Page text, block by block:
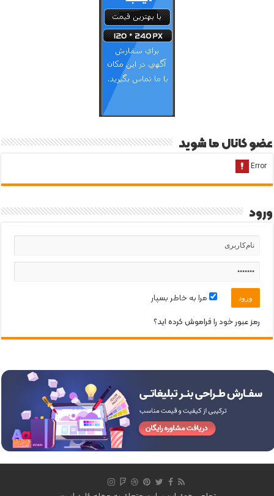
عضو کانال ما شوید
ورود
مرا به خاطر بسپار
رمز عبور خود را فراموش کرده اید؟